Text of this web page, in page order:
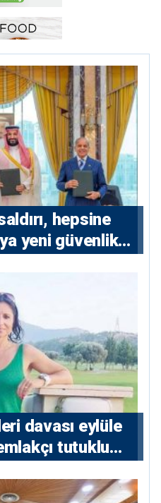
hepsine
yeni güvenlik
davası eylüle
tutuklu